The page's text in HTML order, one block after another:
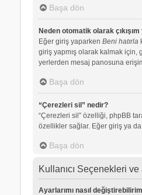
Başa dön
Neden otomatik olarak çıkışım
Eğer giriş yaparken Beni hatırla
giriş yapmış olarak kalmak için,
yerlerden mesaj panosuna
Başa dön
“Çerezleri sil” nedir?
“Çerezleri sil” özelliği, phpBB
özellikler sağlar. Eğer giriş ya da
Başa dön
Kullanıcı Seçenekleri ve
Ayarlarımı nasıl